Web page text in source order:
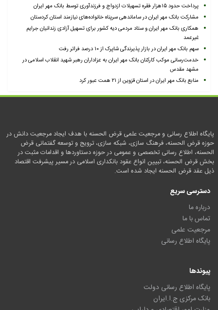
پرداخت حدود ۱۵هزار فقره تسهیلات ازدواج و فرزندآوری توسط بانک مهر ایران
مشارکت بانک مهر ایران در ساماندهی سرپناه خانواده‌های نیازمند استان کردستان
همکاری بانک مهر ایران و ستاد مردمی دیه کشور برای تسهیل آزادی زندانیان جرایم
غیرعمد
سهم بانک مهر ایران در بازار پذیرندگی شاپرک از ۱۰ درصد فراتر رفت
خدمت‌رسانی موکب کارکنان بانک مهر ایران به عزاداران رهبر شهید انقلاب اسلامی در
مشهد مقدس
منابع بانک مهر ایران در استان قزوین از ۲۱ همت عبور کرد
پایگاه اطلاع رسانی و مرجعیت علمی قرض الحسنه با هدف ایجاد مرجعیت دانش در
حوزه قرض الحسنه، فرهنگ سازی، شبکه سازی، ترویج و توسعه گفتمانی قرض
الحسنه، اطلاع رسانی تخصصی و عمومی در حوزه دستاوردها و اقدامات مثبت در
بخش قرض الحسنه، تبیین انواع عقود بانکداری اسلامی در مسیر پیشرفت اقتصاد
ذیل عقد قرض الحسنه ایجاد شده است.
دسترسی سریع
درباره ما
تماس با ما
مرجعیت علمی
پایگاه اطلاع رسانی
پیوندها
پایگاه اطلاع رسانی دولت
بانک مرکزی ج.ا.ایران